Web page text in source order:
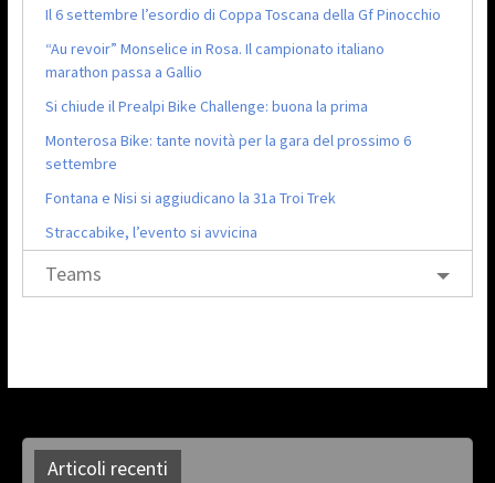
Il 6 settembre l’esordio di Coppa Toscana della Gf Pinocchio
“Au revoir” Monselice in Rosa. Il campionato italiano
marathon passa a Gallio
Si chiude il Prealpi Bike Challenge: buona la prima
Monterosa Bike: tante novità per la gara del prossimo 6
settembre
Fontana e Nisi si aggiudicano la 31a Troi Trek
Straccabike, l’evento si avvicina
Teams
Articoli recenti